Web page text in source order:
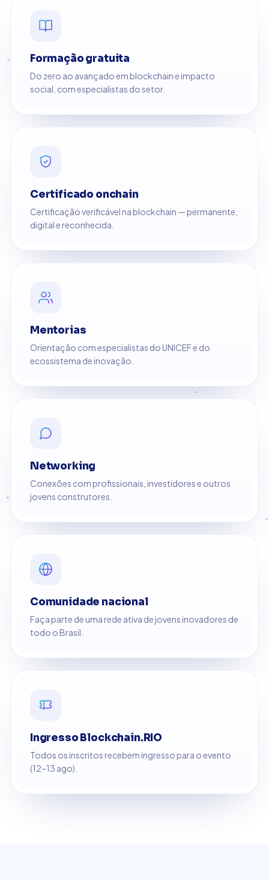
Formação gratuita
Do zero ao avançado em blockchain e impacto
social, com especialistas do setor.
Certificado onchain
Certificação verificável na blockchain — permanente,
digital e reconhecida.
Mentorias
Orientação com especialistas do UNICEF e do
ecossistema de inovação.
Networking
Conexões com profissionais, investidores e outros
jovens construtores.
Comunidade nacional
Faça parte de uma rede ativa de jovens inovadores de
todo o Brasil.
Ingresso Blockchain.RIO
Todos os inscritos recebem ingresso para o evento
(12–13 ago).